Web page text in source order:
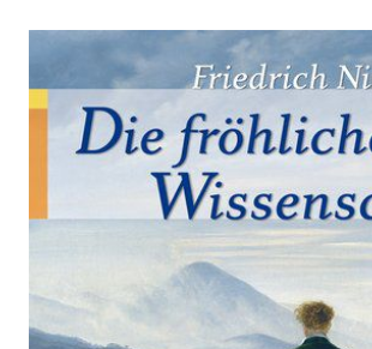
Die fröhliche
Zur Wunschliste hinzufügen
VonNietzsche,Friedrich
Verlag: Anaconda Verlag
320